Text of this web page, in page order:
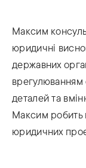
Максим
юридичні
державних
врегулюванням
деталей та
Максим робить
юридичних